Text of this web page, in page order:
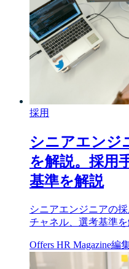
採用
シニアエンジ
を解説。採用
基準を解説
シニアエンジニアの
チャネル、選考基準を
Offers HR Magazine編